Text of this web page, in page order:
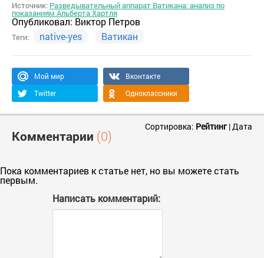
Источник: Разведывательный аппарат Ватикана: анализ по
показаниям Альберта Хартля
Опубликовал: Виктор Петров
Теги: native-yes Ватикан
Мой мир
Вконтакте
Twitter
Одноклассники
Комментарии (0)
Сортировка: Рейтинг|Дата
Пока комментариев к статье нет, но вы можете стать
первым.
Написать комментарий: